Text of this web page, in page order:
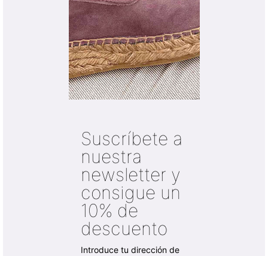
Suscríbete a
nuestra
newsletter y
consigue un
10% de
descuento
Introduce tu dirección de